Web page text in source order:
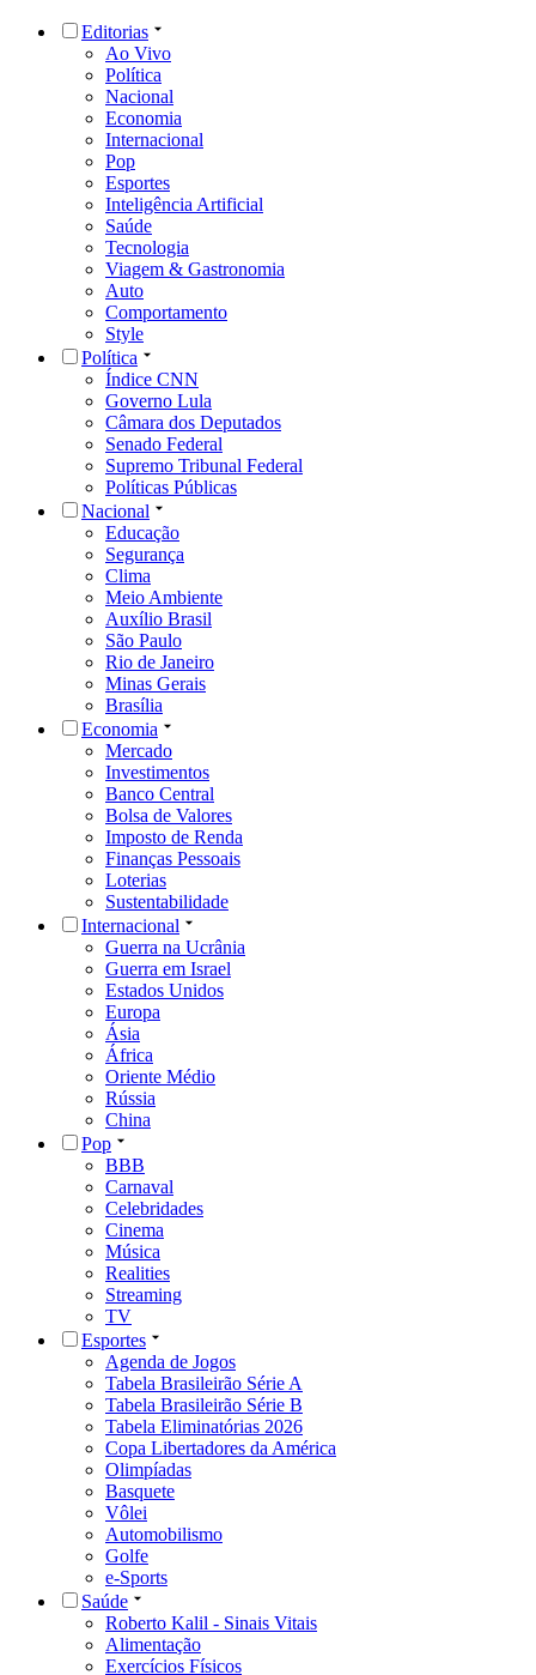
Editorias
Ao Vivo
Política
Nacional
Economia
Internacional
Pop
Esportes
Inteligência Artificial
Saúde
Tecnologia
Viagem & Gastronomia
Auto
Comportamento
Style
Política
Índice CNN
Governo Lula
Câmara dos Deputados
Senado Federal
Supremo Tribunal Federal
Políticas Públicas
Nacional
Educação
Segurança
Clima
Meio Ambiente
Auxílio Brasil
São Paulo
Rio de Janeiro
Minas Gerais
Brasília
Economia
Mercado
Investimentos
Banco Central
Bolsa de Valores
Imposto de Renda
Finanças Pessoais
Loterias
Sustentabilidade
Internacional
Guerra na Ucrânia
Guerra em Israel
Estados Unidos
Europa
Ásia
África
Oriente Médio
Rússia
China
Pop
BBB
Carnaval
Celebridades
Cinema
Música
Realities
Streaming
TV
Esportes
Agenda de Jogos
Tabela Brasileirão Série A
Tabela Brasileirão Série B
Tabela Eliminatórias 2026
Copa Libertadores da América
Olimpíadas
Basquete
Vôlei
Automobilismo
Golfe
e-Sports
Saúde
Roberto Kalil - Sinais Vitais
Alimentação
Exercícios Físicos